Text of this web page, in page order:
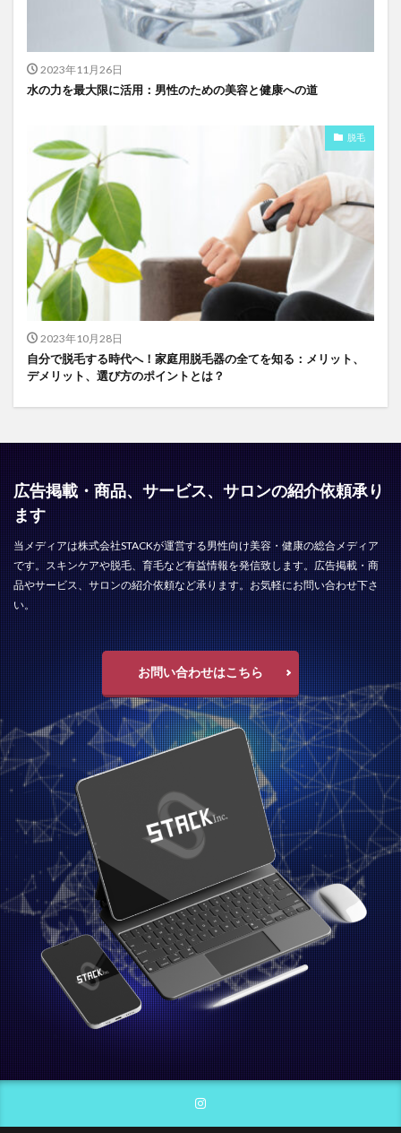
2023年11月26日
水の力を最大限に活用：男性のための美容と健康への道
脱毛
2023年10月28日
自分で脱毛する時代へ！家庭用脱毛器の全てを知る：メリット、
デメリット、選び方のポイントとは？
広告掲載・商品、サービス、サロンの紹介依頼承り
ます
当メディアは株式会社STACKが運営する男性向け美容・健康の総合メディア
です。スキンケアや脱毛、育毛など有益情報を発信致します。広告掲載・商
品やサービス、サロンの紹介依頼など承ります。お気軽にお問い合わせ下さ
い。
お問い合わせはこちら